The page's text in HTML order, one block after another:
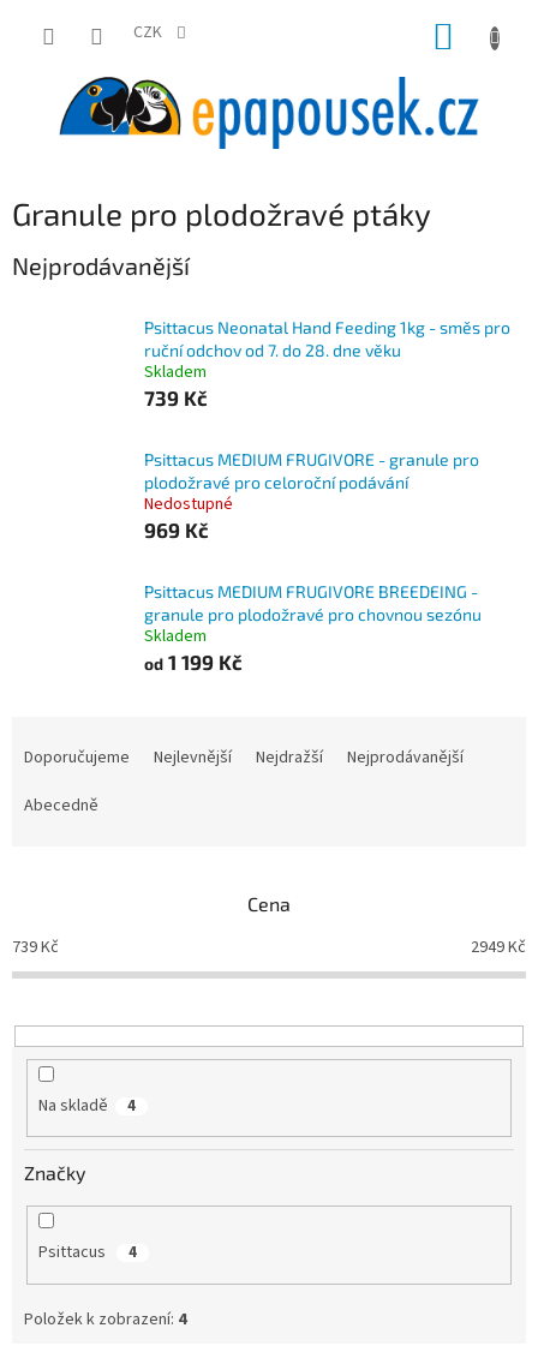
CZK
Granule pro plodožravé ptáky
Nejprodávanější
Psittacus Neonatal Hand Feeding 1kg - směs pro
ruční odchov od 7. do 28. dne věku
Skladem
739 Kč
Psittacus MEDIUM FRUGIVORE - granule pro
plodožravé pro celoroční podávání
Nedostupné
969 Kč
Psittacus MEDIUM FRUGIVORE BREEDEING -
granule pro plodožravé pro chovnou sezónu
Skladem
od 1 199 Kč
o
d
k
t
Doporučujeme Nejlevnější Nejdražší
Nejprodávanější
Abecedně
Cena
739Kč 2949Kč
Na skladě 4
Značky
Psittacus 4
Položek k zobrazení: 4